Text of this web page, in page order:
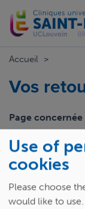
au
contenu
Accueil
Vos
Page concernée
Email
Retour
Use of
cookies
Please choose
would like to use.